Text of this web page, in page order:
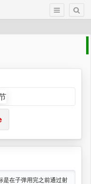
是在子弹用完之前通过射